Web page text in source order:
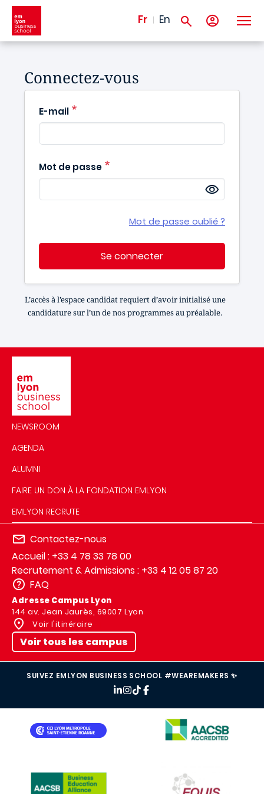
Aller au contenu principal
Fr En
Connectez-vous
E-mail
Mot de passe
Mot de passe oublié ?
Se connecter
L’accès à l’espace candidat requiert d’avoir initialisé une
candidature sur l’un de nos programmes au préalable.
NEWSROOM
AGENDA
ALUMNI
FAIRE UN DON À LA FONDATION EMLYON
EMLYON RECRUTE
Contactez-nous
Accueil : +33 4 78 33 78 00
Recrutement & Admissions : +33 4 12 05 87 20
FAQ
Adresse Campus Lyon
144 av. Jean Jaurès, 69007 Lyon
Voir l'itinéraire
Voir tous les campus
SUIVEZ EMLYON BUSINESS SCHOOL #WEAREMAKERS ✨
IMAGE